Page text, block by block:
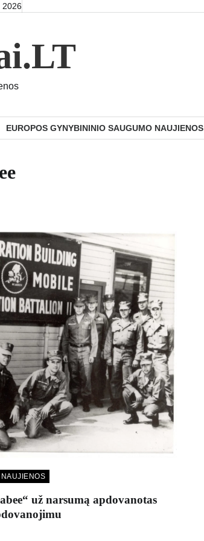
2026
EUROPOS GYNYBININIO SAUGUMO NAUJIENOS
už narsumą apdovanotas